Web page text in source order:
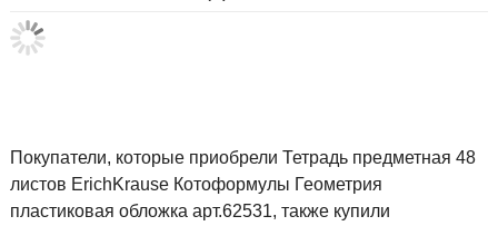
Покупатели, которые приобрели Тетрадь предметная 48
листов ErichKrause Котоформулы Геометрия
пластиковая обложка арт.62531, также купили